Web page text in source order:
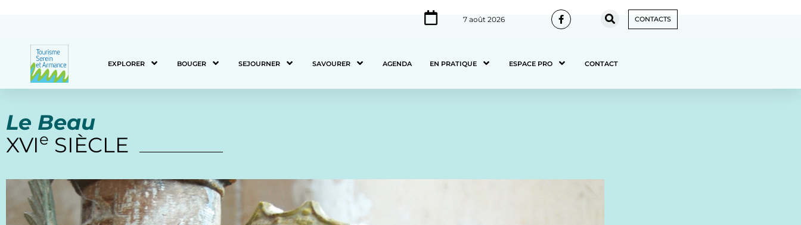
7 août 2026 CONTACTS
EXPLORER BOUGER SEJOURNER SAVOURER AGENDA EN PRATIQUE ESPACE PRO CONTACT
Le Beau
XVIe SIÈCLE